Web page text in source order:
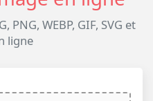
PNG, WEBP, GIF, SVG et
ligne